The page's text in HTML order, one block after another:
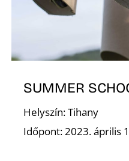
SUMMER
Helyszín: Tihany
Időpont: 2023. április